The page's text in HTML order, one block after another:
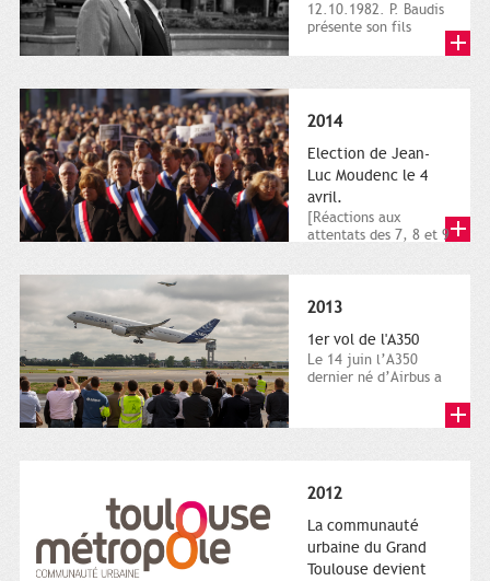
12.10.1982. P. Baudis
présente son fils
2014
Election de Jean-
Luc Moudenc le 4
avril.
[Réactions aux
attentats des 7, 8 et 9
2013
1er vol de l'A350
Le 14 juin l’A350
dernier né d’Airbus a
2012
La communauté
urbaine du Grand
Toulouse devient